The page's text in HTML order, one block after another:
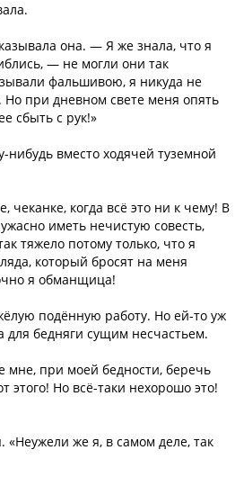
она. — Я же знала, что я
— не могли они так
фальшивою, я никуда не
Но при дневном свете меня опять
сбыть с рук!»
нибудь вместо ходячей туземной
чеканке, когда всё это ни к чему! В
иметь нечистую совесть,
тяжело потому только, что я
который бросят на меня
я обманщица!
подённую работу. Но ей-то уж
для бедняги сущим несчастьем.
мне, при моей бедности, беречь
этого! Но всё-таки нехорошо это!
«Неужели же я, в самом деле, так